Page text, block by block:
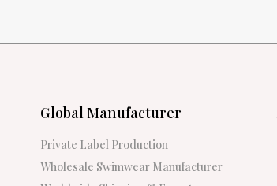
Global Manufacturer
Private Label Production
Wholesale Swimwear Manufacturer